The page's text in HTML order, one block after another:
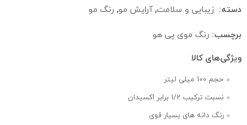
دسته: زیبایی و سلامت,آرایش مو, رنگ مو
برچسب: رنگ موی پی هو
ویژگی‌های کالا
حجم 100 میلی لیتر
نسبت ترکیب 1/2 برابر اکسیدان
رنگ دانه های بسیار قوی